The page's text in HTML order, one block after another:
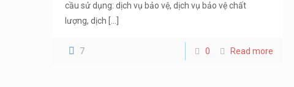
cầu sử dụng: dịch vụ bảo vệ, dịch vụ bảo vệ chất
lượng, dịch
7 0 Read more